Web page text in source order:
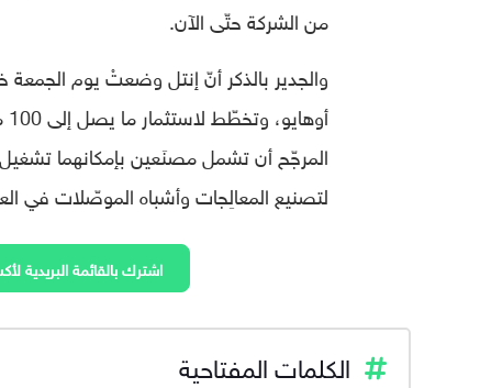
من الشركة حتّى الآن.
والجدير بالذكر أنّ إنتل وضعتْ يوم
لتصنيع المعالِجات وأشباه الموصّلات في
اشترك بالقائمة البريدية
الكلمات المفتاحية